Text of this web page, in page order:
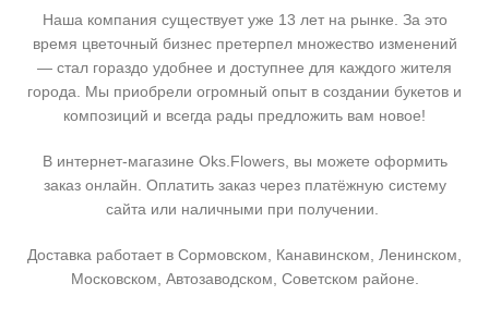
Наша компания существует уже 13 лет на рынке. За это
время цветочный бизнес претерпел множество изменений
— стал гораздо удобнее и доступнее для каждого жителя
города. Мы приобрели огромный опыт в создании букетов и
композиций и всегда рады предложить вам новое!
В интернет-магазине Oks.Flowers, вы можете оформить
заказ онлайн. Оплатить заказ через платёжную систему
сайта или наличными при получении.
Доставка работает в Сормовском, Канавинском, Ленинском,
Московском, Автозаводском, Советском районе.